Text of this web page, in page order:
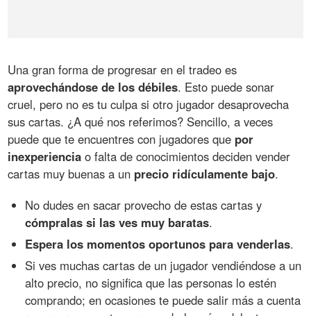
Una gran forma de progresar en el tradeo es
aprovechándose de los débiles. Esto puede sonar
cruel, pero no es tu culpa si otro jugador desaprovecha
sus cartas. ¿A qué nos referimos? Sencillo, a veces
puede que te encuentres con jugadores que por
inexperiencia o falta de conocimientos deciden vender
cartas muy buenas a un precio ridículamente bajo.
No dudes en sacar provecho de estas cartas y
cómpralas si las ves muy baratas.
Espera los momentos oportunos para venderlas.
Si ves muchas cartas de un jugador vendiéndose a un
alto precio, no significa que las personas lo estén
comprando; en ocasiones te puede salir más a cuenta